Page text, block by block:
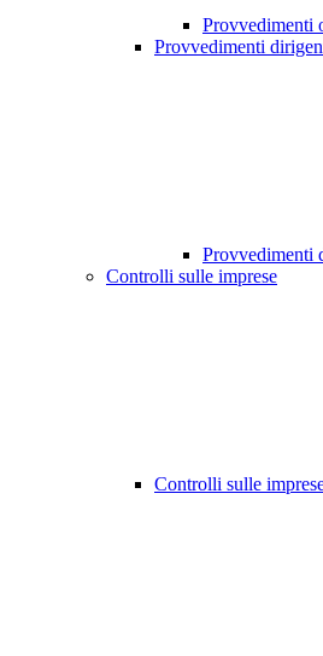
Provvedimenti
Provvedimenti
Provvedimenti
Controlli sulle imprese
Controlli sulle